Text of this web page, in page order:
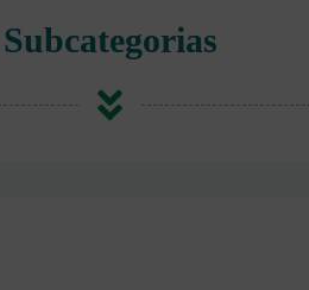
Subcategorias